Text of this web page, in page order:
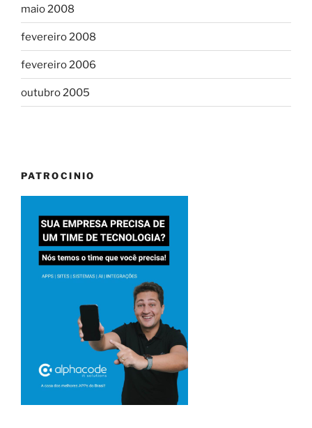
maio 2008
fevereiro 2008
fevereiro 2006
outubro 2005
PATROCINIO